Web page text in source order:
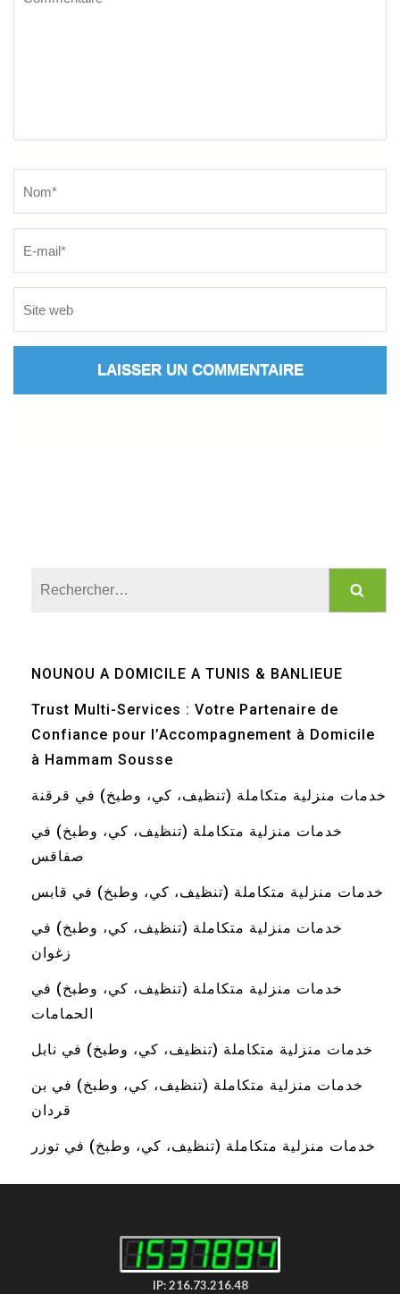
NOUNOU A DOMICILE A TUNIS & BANLIEUE
Trust Multi-Services : Votre Partenaire de
Confiance pour l’Accompagnement à Domicile
à Hammam Sousse
خدمات منزلية متكاملة (تنظيف، كي، وطبخ) في قرقنة
خدمات منزلية متكاملة (تنظيف، كي، وطبخ) في
صفاقس
خدمات منزلية متكاملة (تنظيف، كي، وطبخ) في قابس
خدمات منزلية متكاملة (تنظيف، كي، وطبخ) في
زغوان
خدمات منزلية متكاملة (تنظيف، كي، وطبخ) في
الحمامات
خدمات منزلية متكاملة (تنظيف، كي، وطبخ) في نابل
خدمات منزلية متكاملة (تنظيف، كي، وطبخ) في بن
قردان
خدمات منزلية متكاملة (تنظيف، كي، وطبخ) في توزر
IP: 216.73.216.48